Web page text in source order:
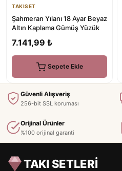
TAKISET
Şahmeran Yılanı 18 Ayar Beyaz
Altın Kaplama Gümüş Yüzük
7.141,99 ₺
Sepete Ekle
Güvenli Alışveriş
256-bit SSL koruması
Orijinal Ürünler
%100 orijinal garanti
TAKI SETLERİ